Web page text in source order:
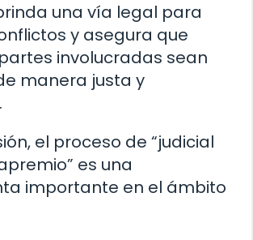
una vía legal para
y asegura que
involucradas sean
manera justa y
el proceso de “judicial
es una
importante en el ámbito